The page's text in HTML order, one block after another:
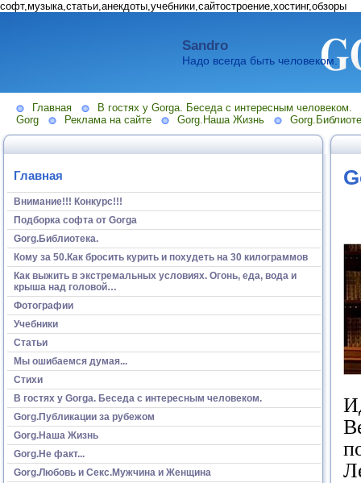
софт,музыка,статьи,анекдоты,учебники,сайтостроение,хостинг,обзоры
Sandro
Надо всегда быть человеком.
Главная
В гостях у Gorga. Беседа с интересным человеком.
Gorg
Реклама на сайте Gorg.Наша Жизнь
Главная
Внимание!!! Конкурс!!!
Подборка софта от Gorga
Gorg.Библиотека.
Кому за 50.Как бросить курить и похудеть на 30 килограммов
Как выжить в экстремальных условиях. Огонь, еда, вода и
крыша над головой…
Фотографии
Учебники
Статьи
Мы ошибаемся думая...
Стихи
В гостях у Gorga. Беседа с интересным человеком.
Gorg.Публикации за рубежом
Gorg.Наша Жизнь
Gorg.Не факт...
Gorg.Любовь и Секс.Мужчина и Женщина